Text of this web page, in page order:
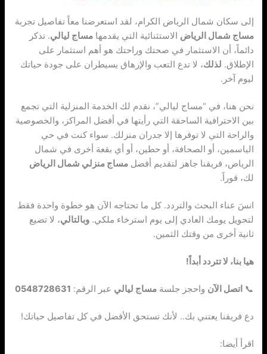
إلى سكان شمال الرياض الكرام، لقد استعرضنا معاً تفاصيل تجربة
مساج شمال الرياض الاستثنائية التي يقدمهامساج ليالي. تذكر
دائماً، أن الاستثمار في صحتك وراحتك هو أهم استثمار على
الإطلاق. لذلك، لا تدع التعب والإرهاق يسيطران على جودة حياتك
ليوم آخر.
نحن هنا، في “مساج ليالي”، نقدم لك الخدمة المنزلية التي تجمع
بين الاحترافية الساحقة التي رأيتها في أفضل المراكز، والخصوصية
والراحة التي لا توفرها إلا جدران منزلك. سواء كنت في حي
الياسمين، أو الصحافة، أو حطين، أو أي بقعة أخرى في شمال
الرياض، فريقنا جاهز لتقديم أفضلمساج منزلي شمال الرياض
لك، فوراً.
انسَ عناء البحث والتردد. كل ما تحتاجه الآن هو خطوة واحدة فقط
لتحويل يومك العادي إلى يوم استرخاء ملكي.وبالتالي، لا تضيع
ثانية أخرى من وقتك الثمين.
هيا بنا، لا تتردد أبداً!
📞 اتصل الآن واحجز جلسةمساج ليالي عبر الرقم:
دع فريقنا يعتني بك.. لأنك تستحق الأفضل في كل تفاصيل حياتك!
اقرأ أيضا: